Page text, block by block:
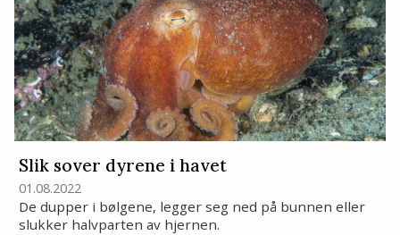
Slik sover dyrene i havet
01.08.2022
De dupper i bølgene, legger seg ned på bunnen eller
slukker halvparten av hjernen.